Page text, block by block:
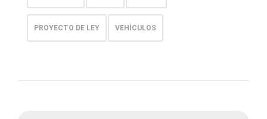
PROYECTO DE LEY VEHÍCULOS